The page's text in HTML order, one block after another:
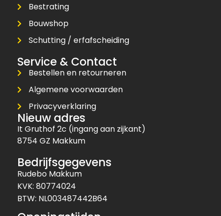
Bestrating
Bouwshop
Schutting / erfafscheiding
Service & Contact
Bestellen en retourneren
Algemene voorwaarden
Privacyverklaring
Nieuw adres
It Gruthof 2c (ingang aan zijkant)
8754 GZ Makkum
Bedrijfsgegevens
Rudebo Makkum
KVK: 80774024
BTW: NL003487442B64